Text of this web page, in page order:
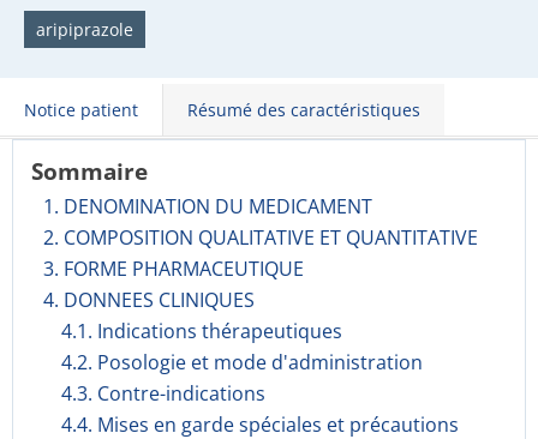
aripiprazole
Notice patient Résumé des caractéristiques
Sommaire
1. DENOMINATION DU MEDICAMENT
2. COMPOSITION QUALITATIVE ET QUANTITATIVE
3. FORME PHARMACEUTIQUE
4. DONNEES CLINIQUES
4.1. Indications thérapeutiques
4.2. Posologie et mode d'administration
4.3. Contre-indications
4.4. Mises en garde spéciales et précautions